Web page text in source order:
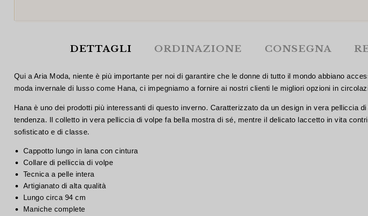
DETTAGLI ORDINAZIONE CONSEGNA
Qui a Aria Moda, niente è più importante per noi di garantire che le donne di tutto il mondo abbiano
moda invernale di lusso come Hana, ci impegniamo a fornire ai nostri clienti le migliori opzioni in
Hana è uno dei prodotti più interessanti di questo inverno. Caratterizzato da un design in vera pelliccia
tendenza. Il colletto in vera pelliccia di volpe fa bella mostra di sé, mentre il delicato laccetto in vita
sofisticato e di classe.
Cappotto lungo in lana con cintura
Collare di pelliccia di volpe
Tecnica a pelle intera
Artigianato di alta qualità
Lungo circa 94 cm
Maniche complete